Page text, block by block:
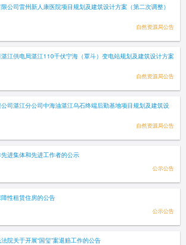
公司雷州新人康医院项目规划及建筑设计方案（第二次调整）
自然资源局公告
江供电局湛江110千伏宁海（覃斗）变电站规划及建筑设计方案
自然资源局公告
司湛江分公司中海油湛江乌石终端后勤基地项目规划及建筑设
自然资源局公告
进集体和先进工作者的公示
公示公告
性租赁住房的公告
公示公告
院关于开展“国玺”案退赔工作的公告